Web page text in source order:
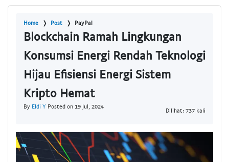
Home Post PayPal
Blockchain Ramah Lingkungan
Konsumsi Energi Rendah Teknologi
Hijau Efisiensi Energi Sistem
Kripto Hemat
By Eldi Y Posted on 19 Jul, 2024
Dilihat: 737 kali